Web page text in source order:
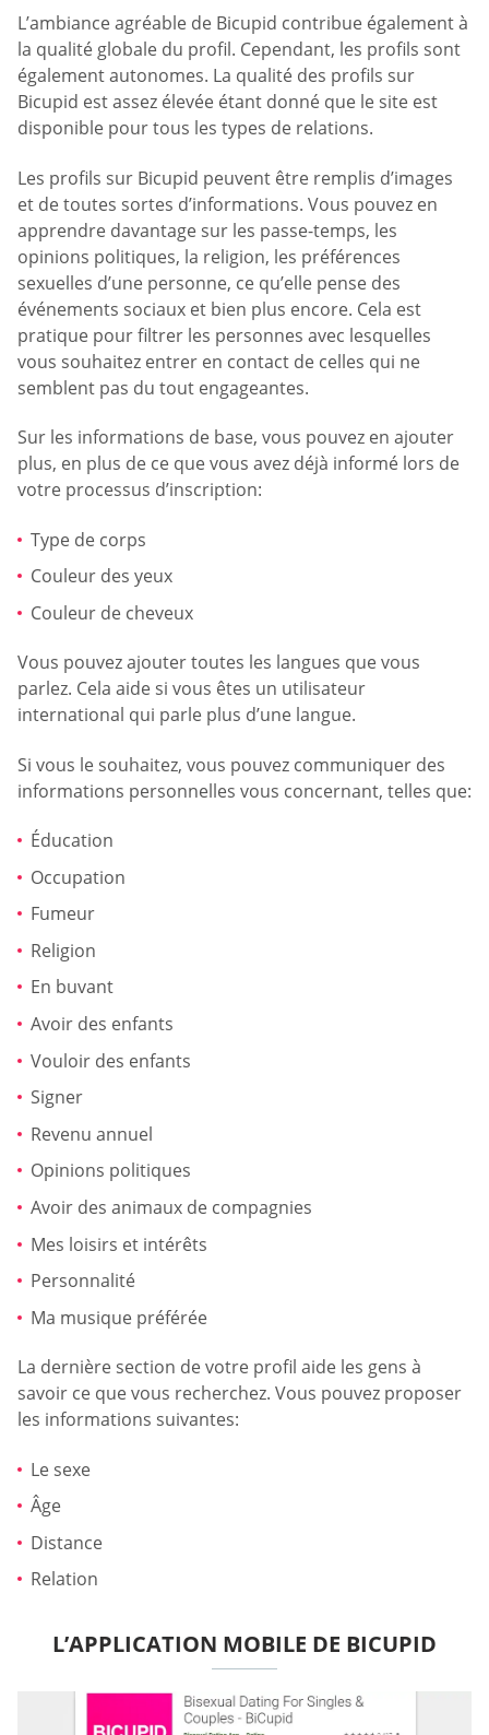
L’ambiance agréable de Bicupid contribue également à
la qualité globale du profil. Cependant, les profils sont
également autonomes. La qualité des profils sur
Bicupid est assez élevée étant donné que le site est
disponible pour tous les types de relations.
Les profils sur Bicupid peuvent être remplis d’images
et de toutes sortes d’informations. Vous pouvez en
apprendre davantage sur les passe-temps, les
opinions politiques, la religion, les préférences
sexuelles d’une personne, ce qu’elle pense des
événements sociaux et bien plus encore. Cela est
pratique pour filtrer les personnes avec lesquelles
vous souhaitez entrer en contact de celles qui ne
semblent pas du tout engageantes.
Sur les informations de base, vous pouvez en ajouter
plus, en plus de ce que vous avez déjà informé lors de
votre processus d’inscription:
Type de corps
Couleur des yeux
Couleur de cheveux
Vous pouvez ajouter toutes les langues que vous
parlez. Cela aide si vous êtes un utilisateur
international qui parle plus d’une langue.
Si vous le souhaitez, vous pouvez communiquer des
informations personnelles vous concernant, telles que:
Éducation
Occupation
Fumeur
Religion
En buvant
Avoir des enfants
Vouloir des enfants
Signer
Revenu annuel
Opinions politiques
Avoir des animaux de compagnies
Mes loisirs et intérêts
Personnalité
Ma musique préférée
La dernière section de votre profil aide les gens à
savoir ce que vous recherchez. Vous pouvez proposer
les informations suivantes:
Le sexe
Âge
Distance
Relation
L’APPLICATION MOBILE DE BICUPID